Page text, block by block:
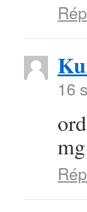
16